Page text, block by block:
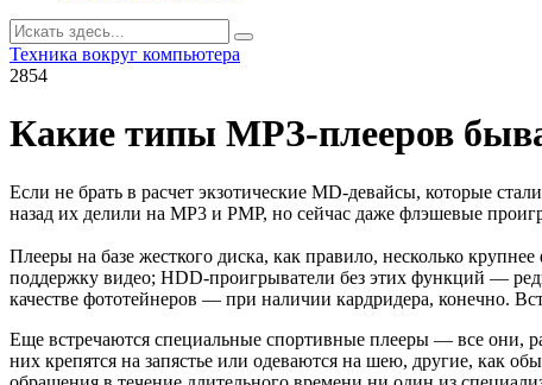
Техника вокруг компьютера
2854
Какие типы МРЗ-плееров
Если не брать в расчет экзотические MD-девайсы, которые
назад их делили на МР3 и РМР, но сейчас даже флэшевые
Плееры на базе жесткого диска, как правило, несколько
поддержку видео; HDD-проигрыватели без этих функций —
качестве фототейнеров — при наличии кардридера, конечно.
Еще встречаются специальные спортивные плееры — все они,
них крепятся на запястье или одеваются на шею, другие, как